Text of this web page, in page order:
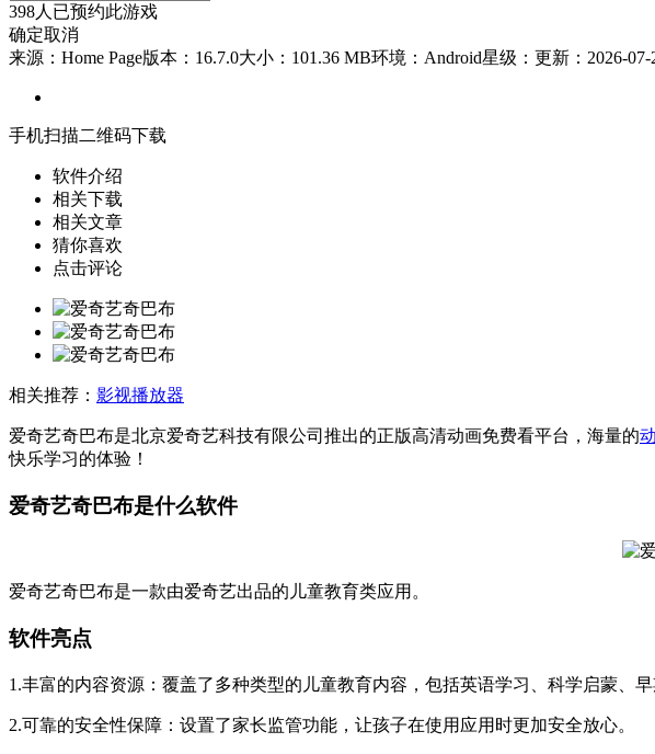
398人已预约此游戏
确定取消
来源：Home Page版本：16.7.0大小：101.36 MB环境：Android星级： 更新：2026-07-
手机扫描二维码下载
软件介绍
相关下载
相关文章
猜你喜欢
点击评论
相关推荐： 影视播放器
爱奇艺奇巴布是北京爱奇艺科技有限公司推出的正版高清动画免费看平台，海量的
快乐学习的体验！
爱奇艺奇巴布是什么软件
爱奇艺奇巴布是一款由爱奇艺出品的儿童教育类应用。
软件亮点
1.丰富的内容资源：覆盖了多种类型的儿童教育内容，包括英语学习、科学启蒙、早
2.可靠的安全性保障：设置了家长监管功能，让孩子在使用应用时更加安全放心。